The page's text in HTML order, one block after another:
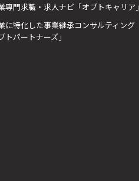
専門求職・求人ナビ「オプトキャリア」
に特化した事業継承コンサルティング
トパートナーズ」